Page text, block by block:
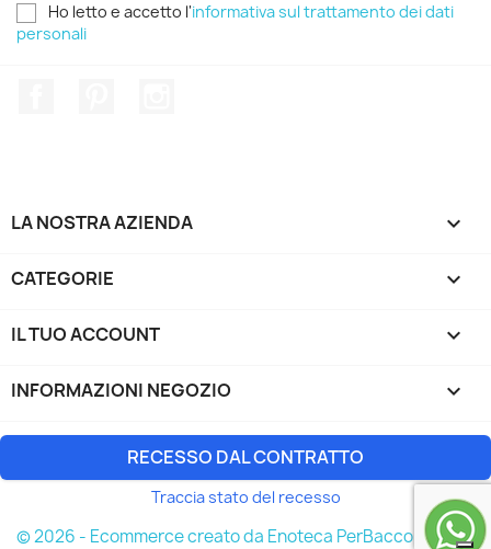
Ho letto e accetto l'informativa sul trattamento dei dati
personali
LA NOSTRA AZIENDA 
CATEGORIE 
IL TUO ACCOUNT 
INFORMAZIONI NEGOZIO keyboard_arrow_down
RECESSO DAL CONTRATTO
Traccia stato del recesso
© 2026 - Ecommerce creato da Enoteca PerBacco